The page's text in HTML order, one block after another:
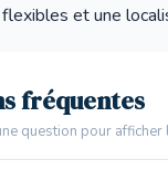
et une
fréquentes
question pour